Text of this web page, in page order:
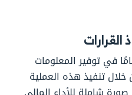
في توفير المعلومات
تنفيذ هذه العملية